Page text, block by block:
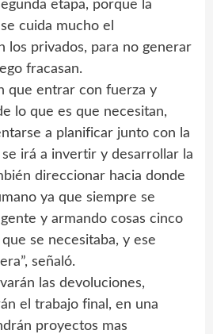
etapa, porque la
cuida mucho el
los privados, para no generar
fracasan.
que entrar con fuerza y
lo que es que necesitan,
a planificar junto con la
se irá a invertir y desarrollar la
direccionar hacia donde
ya que siempre se
y armando cosas cinco
se necesitaba, y ese
señaló.
las devoluciones,
el trabajo final, en una
proyectos mas